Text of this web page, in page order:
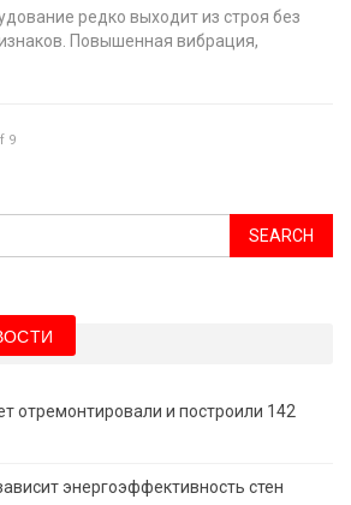
редко выходит из строя без
Повышенная вибрация,
9
отремонтировали и построили 142
энергоэффективность стен